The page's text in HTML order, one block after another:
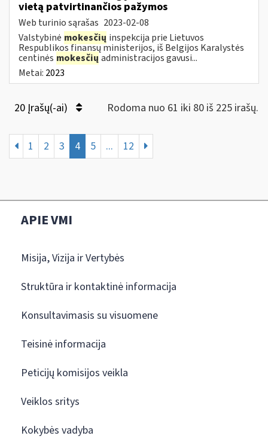
vietą patvirtinančios pažymos
Web turinio sąrašas 2023-02-08
Valstybinė mokesčių inspekcija prie Lietuvos
Respublikos finansų ministerijos, iš Belgijos Karalystės
centinės mokesčių administracijos gavusi...
Metai: 2023
20 Įrašų(-ai) Rodoma nuo 61 iki 80 iš 225 irašų.
1 2 3 4 5 ... 12
APIE VMI
Misija, Vizija ir Vertybės
Struktūra ir kontaktinė informacija
Konsultavimasis su visuomene
Teisinė informacija
Peticijų komisijos veikla
Veiklos sritys
Kokybės vadyba